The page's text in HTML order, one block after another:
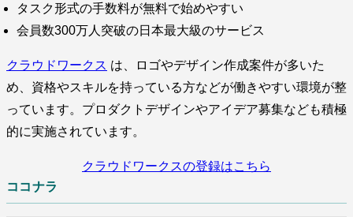
タスク形式の手数料が無料で始めやすい
会員数300万人突破の日本最大級のサービス
クラウドワークス は、ロゴやデザイン作成案件が多いた
め、資格やスキルを持っている方などが働きやすい環境が整
っています。プロダクトデザインやアイデア募集なども積極
的に実施されています。
クラウドワークスの登録はこちら
ココナラ